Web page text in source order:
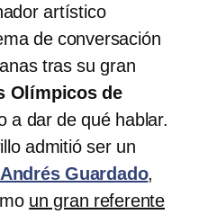
artístico
de conversación
tras su gran
Olímpicos de
a dar de qué hablar.
admitió ser un
Andrés Guardado,
un gran referente